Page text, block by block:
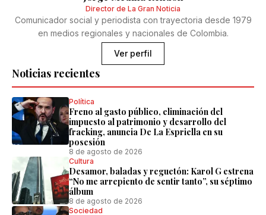
Noticias recientes
Política
Freno al gasto público, eliminación del
impuesto al patrimonio y desarrollo del
fracking, anuncia De La Espriella en su
posesión
8 de agosto de 2026
Cultura
Desamor, baladas y reguetón: Karol G estrena
“No me arrepiento de sentir tanto”, su séptimo
álbum
8 de agosto de 2026
Sociedad
Director de La Gran Noticia
Comunicador social y periodista con trayectoria desde 1979
en medios regionales y nacionales de Colombia.
Ver perfil